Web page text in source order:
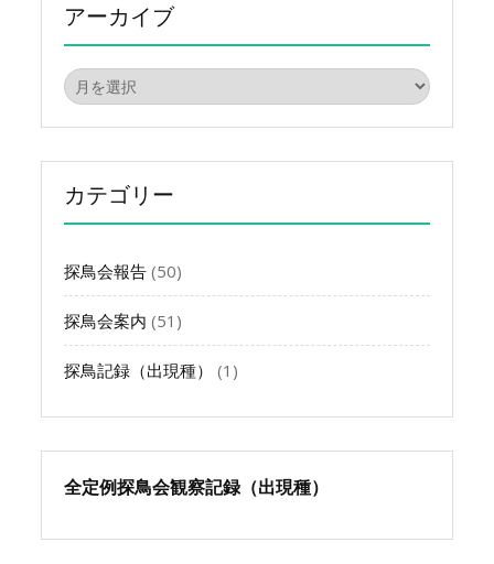
アーカイブ
ア
ー
カ
イ
ブ
カテゴリー
探鳥会報告 (50)
探鳥会案内 (51)
探鳥記録（出現種） (1)
全定例探鳥会観察記録（出現種）